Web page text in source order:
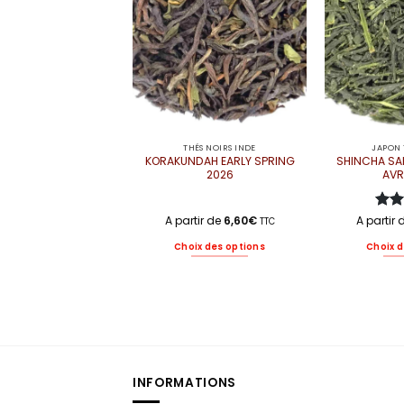
THÉS NOIRS INDE
KORAKUNDAH EARLY SPRING
2026
A partir de 6,60€ TTC
Choix des options
peuvent
JAPON
SHINCHA
A partir
Choix
INFORMATIONS